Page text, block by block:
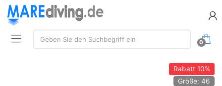
Suche:
Geben Sie den Suchbegriff ein
0
Rabatt10%
Größe: 46